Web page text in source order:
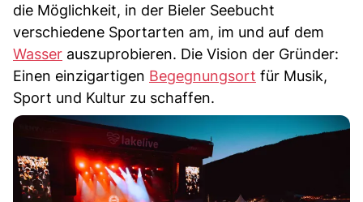
die Möglichkeit, in der Bieler Seebucht
verschiedene Sportarten am, im und auf dem
Wasser auszuprobieren. Die Vision der Gründer:
Einen einzigartigen Begegnungsort für Musik,
Sport und Kultur zu schaffen.